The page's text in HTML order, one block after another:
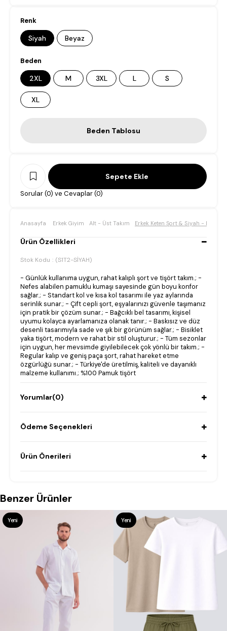
Renk
Siyah Beyaz
Beden
2XL M 3XL L S
XL
Beden Tablosu
Sorular (0) ve Cevaplar (0)
Anasayfa Erkek Giyim Alt - Üst Takım Erkek Keten Şort & Siyah - Beyaz
Ürün Özellikleri
Stok Kodu (S1T2-SİYAH)
- Günlük kullanıma uygun, rahat kalıplı şort ve tişört takım.; -
Nefes alabilen pamuklu kumaşı sayesinde gün boyu konfor
sağlar.; - Standart kol ve kısa kol tasarımı ile yaz aylarında
serinlik sunar.; - Çift cepli şort, eşyalarınızı güvenle taşımanız
için pratik bir çözüm sunar.; - Bağcıklı bel tasarımı, kişisel
uyumu kolayca ayarlamanıza olanak tanır.; - Baskısız ve düz
desenli tasarımıyla sade ve şık bir görünüm sağlar.; - Bisiklet
yaka tişört, modern ve rahat bir stil oluşturur.; - Tüm sezonlar
için uygun, her mevsimde giyilebilecek çok yönlü bir takım.; -
Regular kalıp ve geniş paça şort, rahat hareket etme
özgürlüğü sunar.; - Türkiye'de üretilmiş, kaliteli ve dayanıklı
malzeme kullanımı.; %100 Pamuk tişört
Yorumlar(0)
Ödeme Seçenekleri
Ürün Önerileri
Benzer Ürünler
Yeni Yeni
Ürün